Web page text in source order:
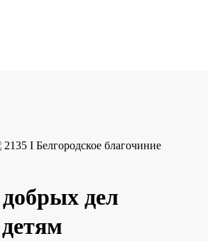
2135 I Белгородское благочиние
дел